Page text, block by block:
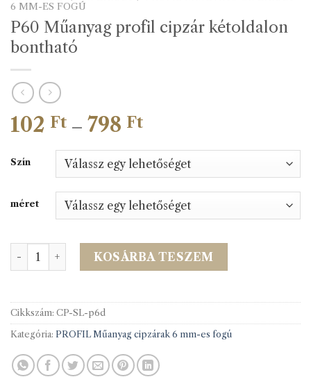
6 MM-ES FOGÚ
P60 Műanyag profil cipzár kétoldalon
bontható
102 Ft – 798 FtÁrtartomány:
-
798 Ft
Szín
méret
P60 Műanyag profil cipzár kétoldalon bontható
KOSÁRBA TESZEM
Cikkszám: CP-SL-p6d
Kategória: PROFIL Műanyag cipzárak 6 mm-es fogú